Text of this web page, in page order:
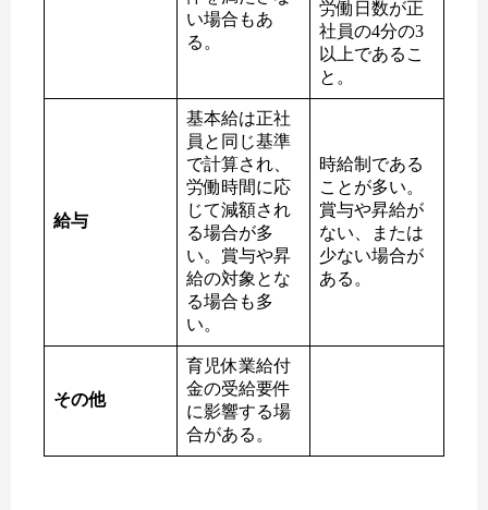
い場合もあ
る。
労働日数が正
社員の4分の3
以上であるこ
と。
給与
基本給は正社
員と同じ基準
で計算され、
労働時間に応
じて減額され
る場合が多
い。賞与や昇
給の対象とな
る場合も多
い。
時給制である
ことが多い。
賞与や昇給が
ない、または
少ない場合が
ある。
その他
育児休業給付
金の受給要件
に影響する場
合がある。